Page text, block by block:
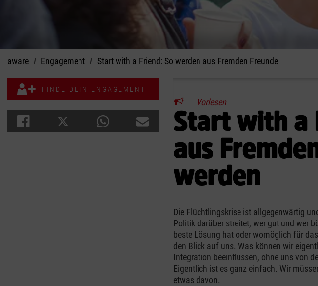
aware Engagement Start with a Friend: So werden aus Fremden Freunde
FINDE DEIN ENGAGEMENT
Vorlesen
Start with a
aus
werden
Die Flüchtlingskrise ist allgegenwärtig
Politik darüber streitet, wer gut und wer
beste Lösung hat oder womöglich für
den Blick auf uns. Was können wir
Integration beeinflussen, ohne uns von
Eigentlich ist es ganz einfach. Wir
etwas davon.